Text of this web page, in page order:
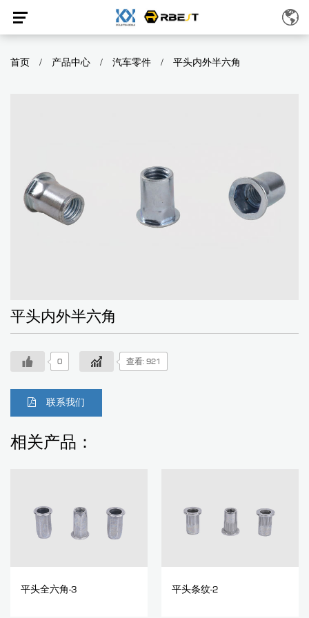
首页 / 产品中心 / 汽车零件 / 平头内外半六角
平头内外半六角
0 查看: 921
联系我们
相关产品：
平头全六角-3 平头条纹-2